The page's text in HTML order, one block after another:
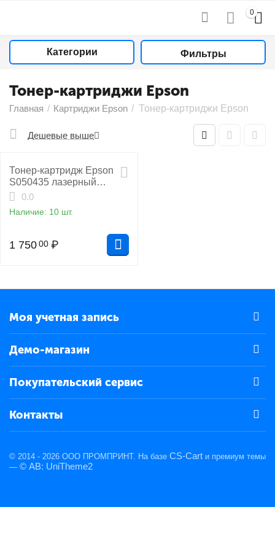
0
Категории Фильтры
Тонер-картриджи Epson
Главная / Картриджи Epson / Тонер-картриджи Epson
Дешевые выше
Тонер-картридж Epson
S050435 лазерный
совместимый HB
0.0
Наличие: 10 шт.
1 750 00 ₽
Моя учетная запись
Демо-магазин
Покупательский сервис
Контакты
© 2014 - 2026 ООО ПРОМПРИНТ. На базе CS-Cart и премиум темы
— © AB: UniTheme2